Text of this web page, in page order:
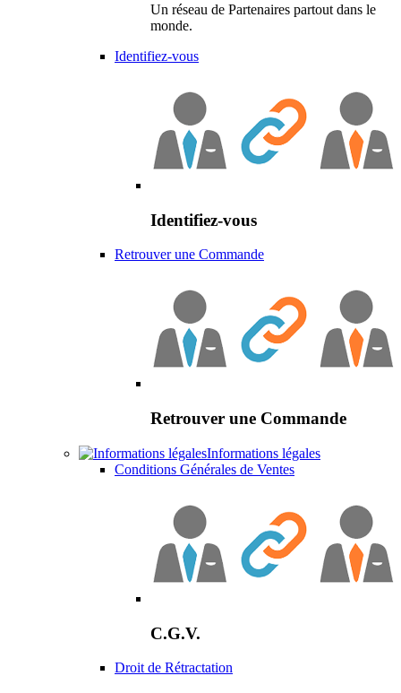
Un réseau de Partenaires partout dans le
monde.
Identifiez-vous
Identifiez-vous
Retrouver une Commande
Retrouver une Commande
Informations légales
Conditions Générales de Ventes
C.G.V.
Droit de Rétractation